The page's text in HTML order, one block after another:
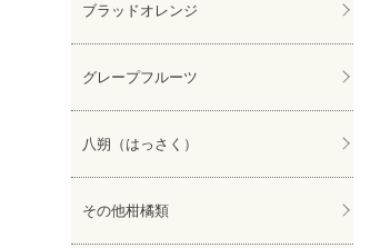
ブラッドオレンジ
グレープフルーツ
八朔（はっさく）
その他柑橘類